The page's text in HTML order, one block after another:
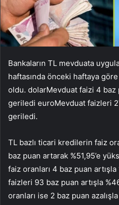
Bankaların TL mevduata
haftasında önceki haftaya
oldu. dolarMevduat faizi 4 baz
geriledi euroMevduat faizleri
geriledi.
TL bazlı ticari kredilerin faiz
baz puan artarak %51,95’e
faiz oranları 4 baz puan artışla
faizleri 93 baz puan artışla
oranları ise 2 baz puan